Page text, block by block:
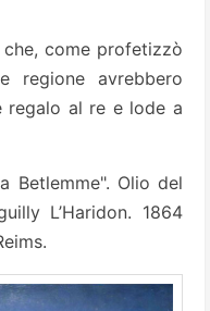
che, come profetizzò
avrebbero
regalo al re e lode a
Betlemme". Olio del
L’Haridon. 1864